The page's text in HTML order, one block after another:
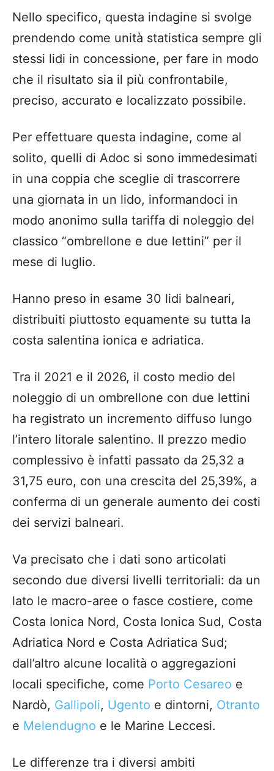
Nello specifico, questa indagine si svolge
prendendo come unità statistica sempre gli
stessi lidi in concessione, per fare in modo
che il risultato sia il più confrontabile,
preciso, accurato e localizzato possibile.
Per effettuare questa indagine, come al
solito, quelli di Adoc si sono immedesimati
in una coppia che sceglie di trascorrere
una giornata in un lido, informandoci in
modo anonimo sulla tariffa di noleggio del
classico “ombrellone e due lettini” per il
mese di luglio.
Hanno preso in esame 30 lidi balneari,
distribuiti piuttosto equamente su tutta la
costa salentina ionica e adriatica.
Tra il 2021 e il 2026, il costo medio del
noleggio di un ombrellone con due lettini
ha registrato un incremento diffuso lungo
l’intero litorale salentino. Il prezzo medio
complessivo è infatti passato da 25,32 a
31,75 euro, con una crescita del 25,39%, a
conferma di un generale aumento dei costi
dei servizi balneari.
Va precisato che i dati sono articolati
secondo due diversi livelli territoriali: da un
lato le macro-aree o fasce costiere, come
Costa Ionica Nord, Costa Ionica Sud, Costa
Adriatica Nord e Costa Adriatica Sud;
dall’altro alcune località o aggregazioni
locali specifiche, come Porto Cesareo e
Nardò, Gallipoli, Ugento e dintorni, Otranto
e Melendugno e le Marine Leccesi.
Le differenze tra i diversi ambiti